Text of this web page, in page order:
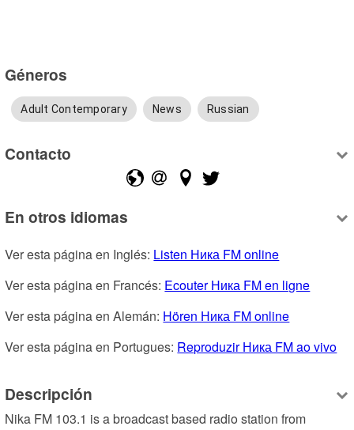
Géneros
Adult Contemporary News Russian
Contacto
En otros idiomas
Ver esta página en Inglés: Listen Ника FM online
Ver esta página en Francés: Ecouter Ника FM en ligne
Ver esta página en Alemán: Hören Ника FM online
Ver esta página en Portugues: Reproduzir Ника FM ao vivo
Descripción
Nika FM 103.1 is a broadcast based radio station from